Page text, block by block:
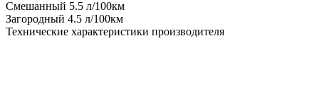
Смешанный 5.5 л/100км
Загородный 4.5 л/100км
Технические характеристики производителя